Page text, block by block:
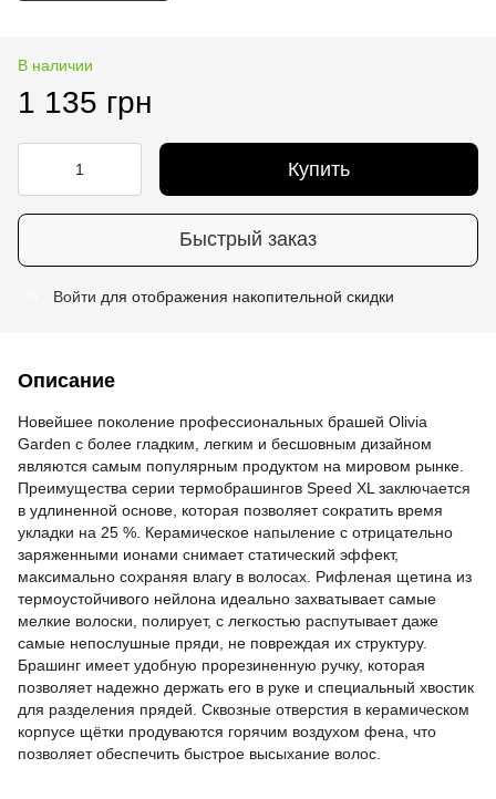
В наличии
1 135 грн
Купить
Быстрый заказ
Войти для отображения накопительной скидки
Описание
Новейшее поколение профессиональных брашей Olivia
Garden с более гладким, легким и бесшовным дизайном
являются самым популярным продуктом на мировом рынке.
Преимущества серии термобрашингов Speed XL заключается
в удлиненной основе, которая позволяет сократить время
укладки на 25 %. Керамическое напыление с отрицательно
заряженными ионами снимает статический эффект,
максимально сохраняя влагу в волосах. Рифленая щетина из
термоустойчивого нейлона идеально захватывает самые
мелкие волоски, полирует, с легкостью распутывает даже
самые непослушные пряди, не повреждая их структуру.
Брашинг имеет удобную прорезиненную ручку, которая
позволяет надежно держать его в руке и специальный хвостик
для разделения прядей. Сквозные отверстия в керамическом
корпусе щётки продуваются горячим воздухом фена, что
позволяет обеспечить быстрое высыхание волос.